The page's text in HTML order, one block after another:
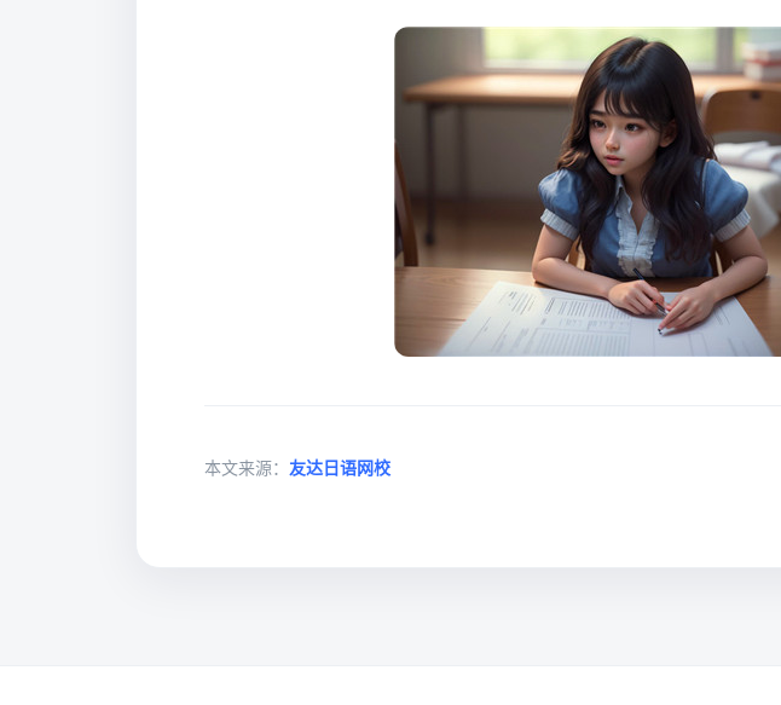
本文来源： 友达日语网校